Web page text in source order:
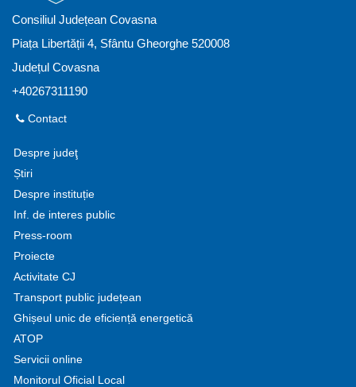
Consiliul Județean Covasna
Piața Libertății 4, Sfântu Gheorghe 520008
Județul Covasna
+40267311190
Contact
Despre judeţ
Știri
Despre instituție
Inf. de interes public
Press-room
Proiecte
Activitate CJ
Transport public județean
Ghișeul unic de eficiență energetică
ATOP
Servicii online
Monitorul Oficial Local